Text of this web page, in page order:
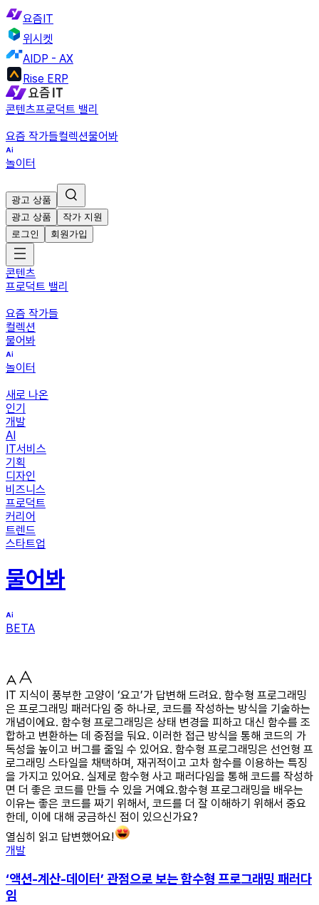
요즘IT
위시켓
AIDP - AX
Rise ERP
콘텐츠프로덕트 밸리
요즘 작가들컬렉션물어봐
놀이터
광고 상품
광고 상품
작가 지원
로그인
회원가입
콘텐츠
프로덕트 밸리
요즘 작가들
컬렉션
물어봐
놀이터
새로 나온
인기
개발
AI
IT서비스
기획
디자인
비즈니스
프로덕트
커리어
트렌드
스타트업
물어봐
BETA
IT 지식이 풍부한 고양이 ‘요고’가 답변해 드려요. 함수형 프로그래밍
은 프로그래밍 패러다임 중 하나로, 코드를 작성하는 방식을 기술하는
개념이에요. 함수형 프로그래밍은 상태 변경을 피하고 대신 함수를 조
합하고 변환하는 데 중점을 둬요. 이러한 접근 방식을 통해 코드의 가
독성을 높이고 버그를 줄일 수 있어요. 함수형 프로그래밍은 선언형 프
로그래밍 스타일을 채택하며, 재귀적이고 고차 함수를 이용하는 특징
을 가지고 있어요. 실제로 함수형 사고 패러다임을 통해 코드를 작성하
면 더 좋은 코드를 만들 수 있을 거예요.함수형 프로그래밍을 배우는
이유는 좋은 코드를 짜기 위해서, 코드를 더 잘 이해하기 위해서 중요
한데, 이에 대해 궁금하신 점이 있으신가요?
열심히 읽고 답변했어요!
개발
‘액션-계산-데이터’ 관점으로 보는 함수형 프로그래밍 패러다
임